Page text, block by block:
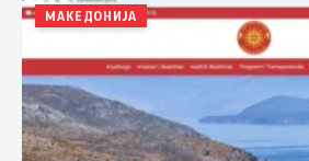
МАКЕДОНИЈА